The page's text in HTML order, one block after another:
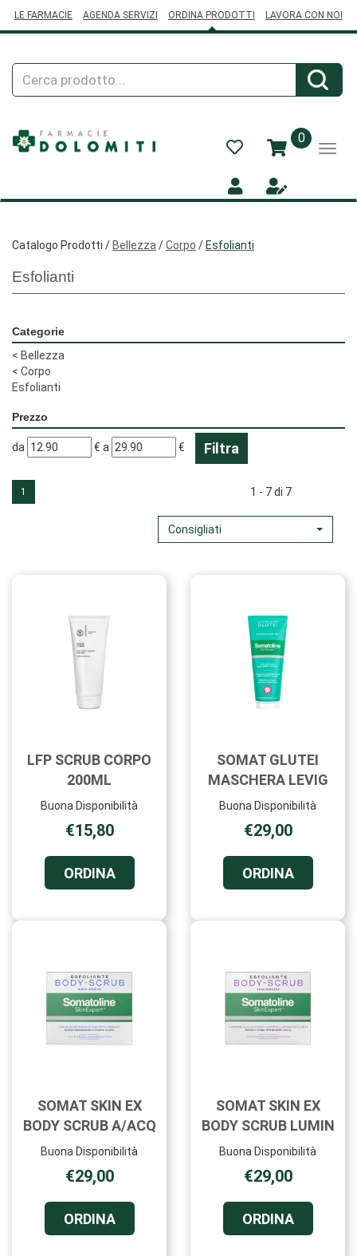
LE FARMACIE AGENDA SERVIZI ORDINA PRODOTTI LAVORA CON NOI
Cerca
Prodotto
0prodotti
inseriti
Catalogo Prodotti / Bellezza /Corpo / Esfolianti
Esfolianti
Categorie
< Bellezza
< Corpo
Esfolianti
Prezzo
filtra
da €
filtra
a €
1 1 - 7 di 7
Consigliati
LFP SCRUB CORPO
200ML
Buona Disponibilità
€15,80
ORDINA
SCRUB
200ML AL
SOMAT GLUTEI
MASCHERA LEVIG
Buona Disponibilità
€29,00
ORDINA
GLUTEI
LEVIG AL
SOMAT SKIN EX
BODY SCRUB A/ACQ
Buona Disponibilità
€29,00
ORDINA
SKIN
SOMAT SKIN EX
BODY SCRUB LUMIN
Buona Disponibilità
€29,00
ORDINA
SKIN